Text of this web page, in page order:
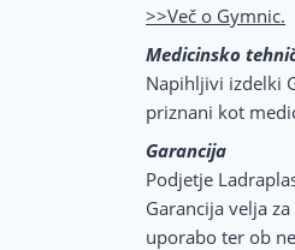
>>Več o Gymnic.
Medicinsko
Napihljivi izdelki
priznani kot
Garancija
Podjetje
Garancija velja
uporabo ter ob